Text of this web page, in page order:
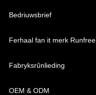
Bedriuwsbrief
Ferhaal fan it merk Runfree
Fabryksrûnlieding
OEM & ODM